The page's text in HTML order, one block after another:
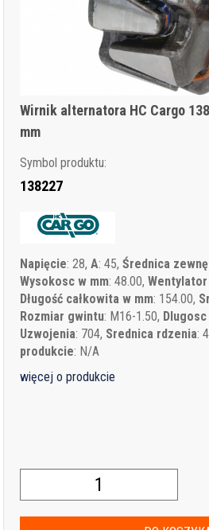
Wirnik alternatora HC Cargo
mm
Symbol produktu:
138227
Napięcie: 28,A: 45,Średnica
Wysokosc w mm: 48.00,
Długość całkowita w mm: 154.00,
Rozmiar gwintu: M16-1.50,
Uzwojenia: 704, Srednica rdzenia:
produkcie: N/A
więcej o produkcie